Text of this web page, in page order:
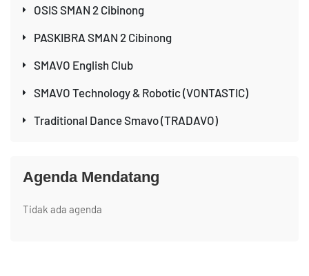
OSIS SMAN 2 Cibinong
PASKIBRA SMAN 2 Cibinong
SMAVO English Club
SMAVO Technology & Robotic (VONTASTIC)
Traditional Dance Smavo (TRADAVO)
Agenda Mendatang
Tidak ada agenda